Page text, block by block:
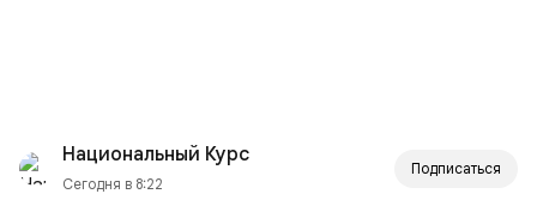
Национальный Курс
Сегодня в 8:22
Подписаться